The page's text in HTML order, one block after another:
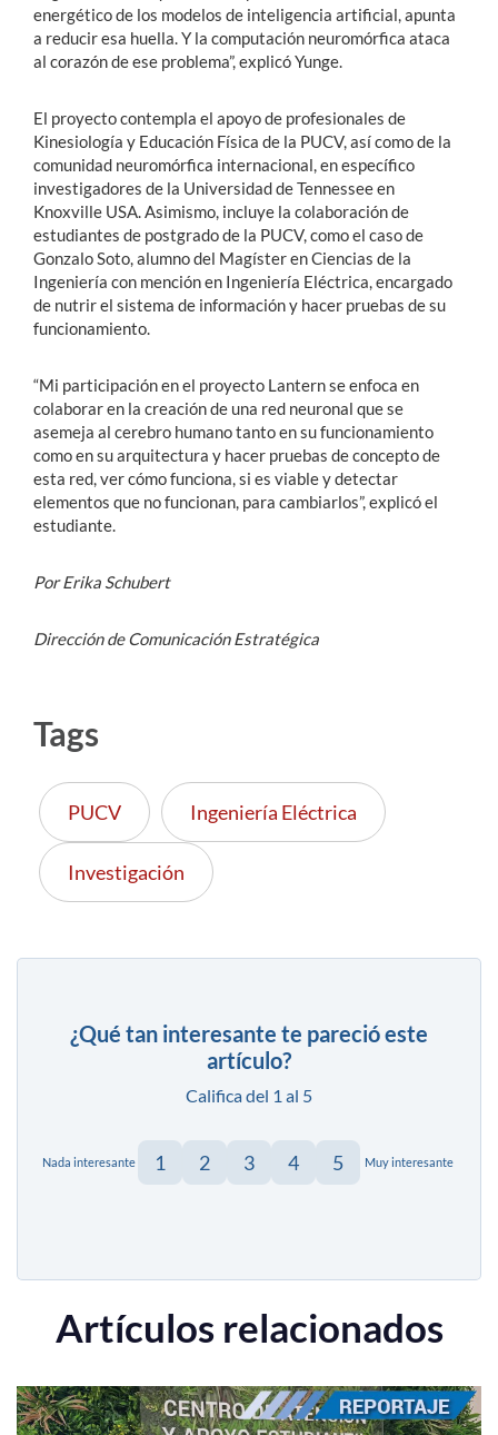
energético de los modelos de inteligencia artificial, apunta
a reducir esa huella. Y la computación neuromórfica ataca
al corazón de ese problema”, explicó Yunge.
El proyecto contempla el apoyo de profesionales de
Kinesiología y Educación Física de la PUCV, así como de la
comunidad neuromórfica internacional, en específico
investigadores de la Universidad de Tennessee en
Knoxville USA. Asimismo, incluye la colaboración de
estudiantes de postgrado de la PUCV, como el caso de
Gonzalo Soto, alumno del Magíster en Ciencias de la
Ingeniería con mención en Ingeniería Eléctrica, encargado
de nutrir el sistema de información y hacer pruebas de su
funcionamiento.
“Mi participación en el proyecto Lantern se enfoca en
colaborar en la creación de una red neuronal que se
asemeja al cerebro humano tanto en su funcionamiento
como en su arquitectura y hacer pruebas de concepto de
esta red, ver cómo funciona, si es viable y detectar
elementos que no funcionan, para cambiarlos”, explicó el
estudiante.
Por Erika Schubert
Dirección de Comunicación Estratégica
Tags
PUCV Ingeniería Eléctrica
Investigación
¿Qué tan interesante te pareció este
artículo?
Califica del 1 al 5
Nada interesante 1 2 3 4 5 Muy interesante
Artículos relacionados